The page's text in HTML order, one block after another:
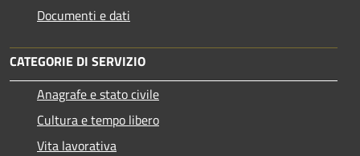
Documenti e dati
CATEGORIE DI SERVIZIO
Anagrafe e stato civile
Cultura e tempo libero
Vita lavorativa